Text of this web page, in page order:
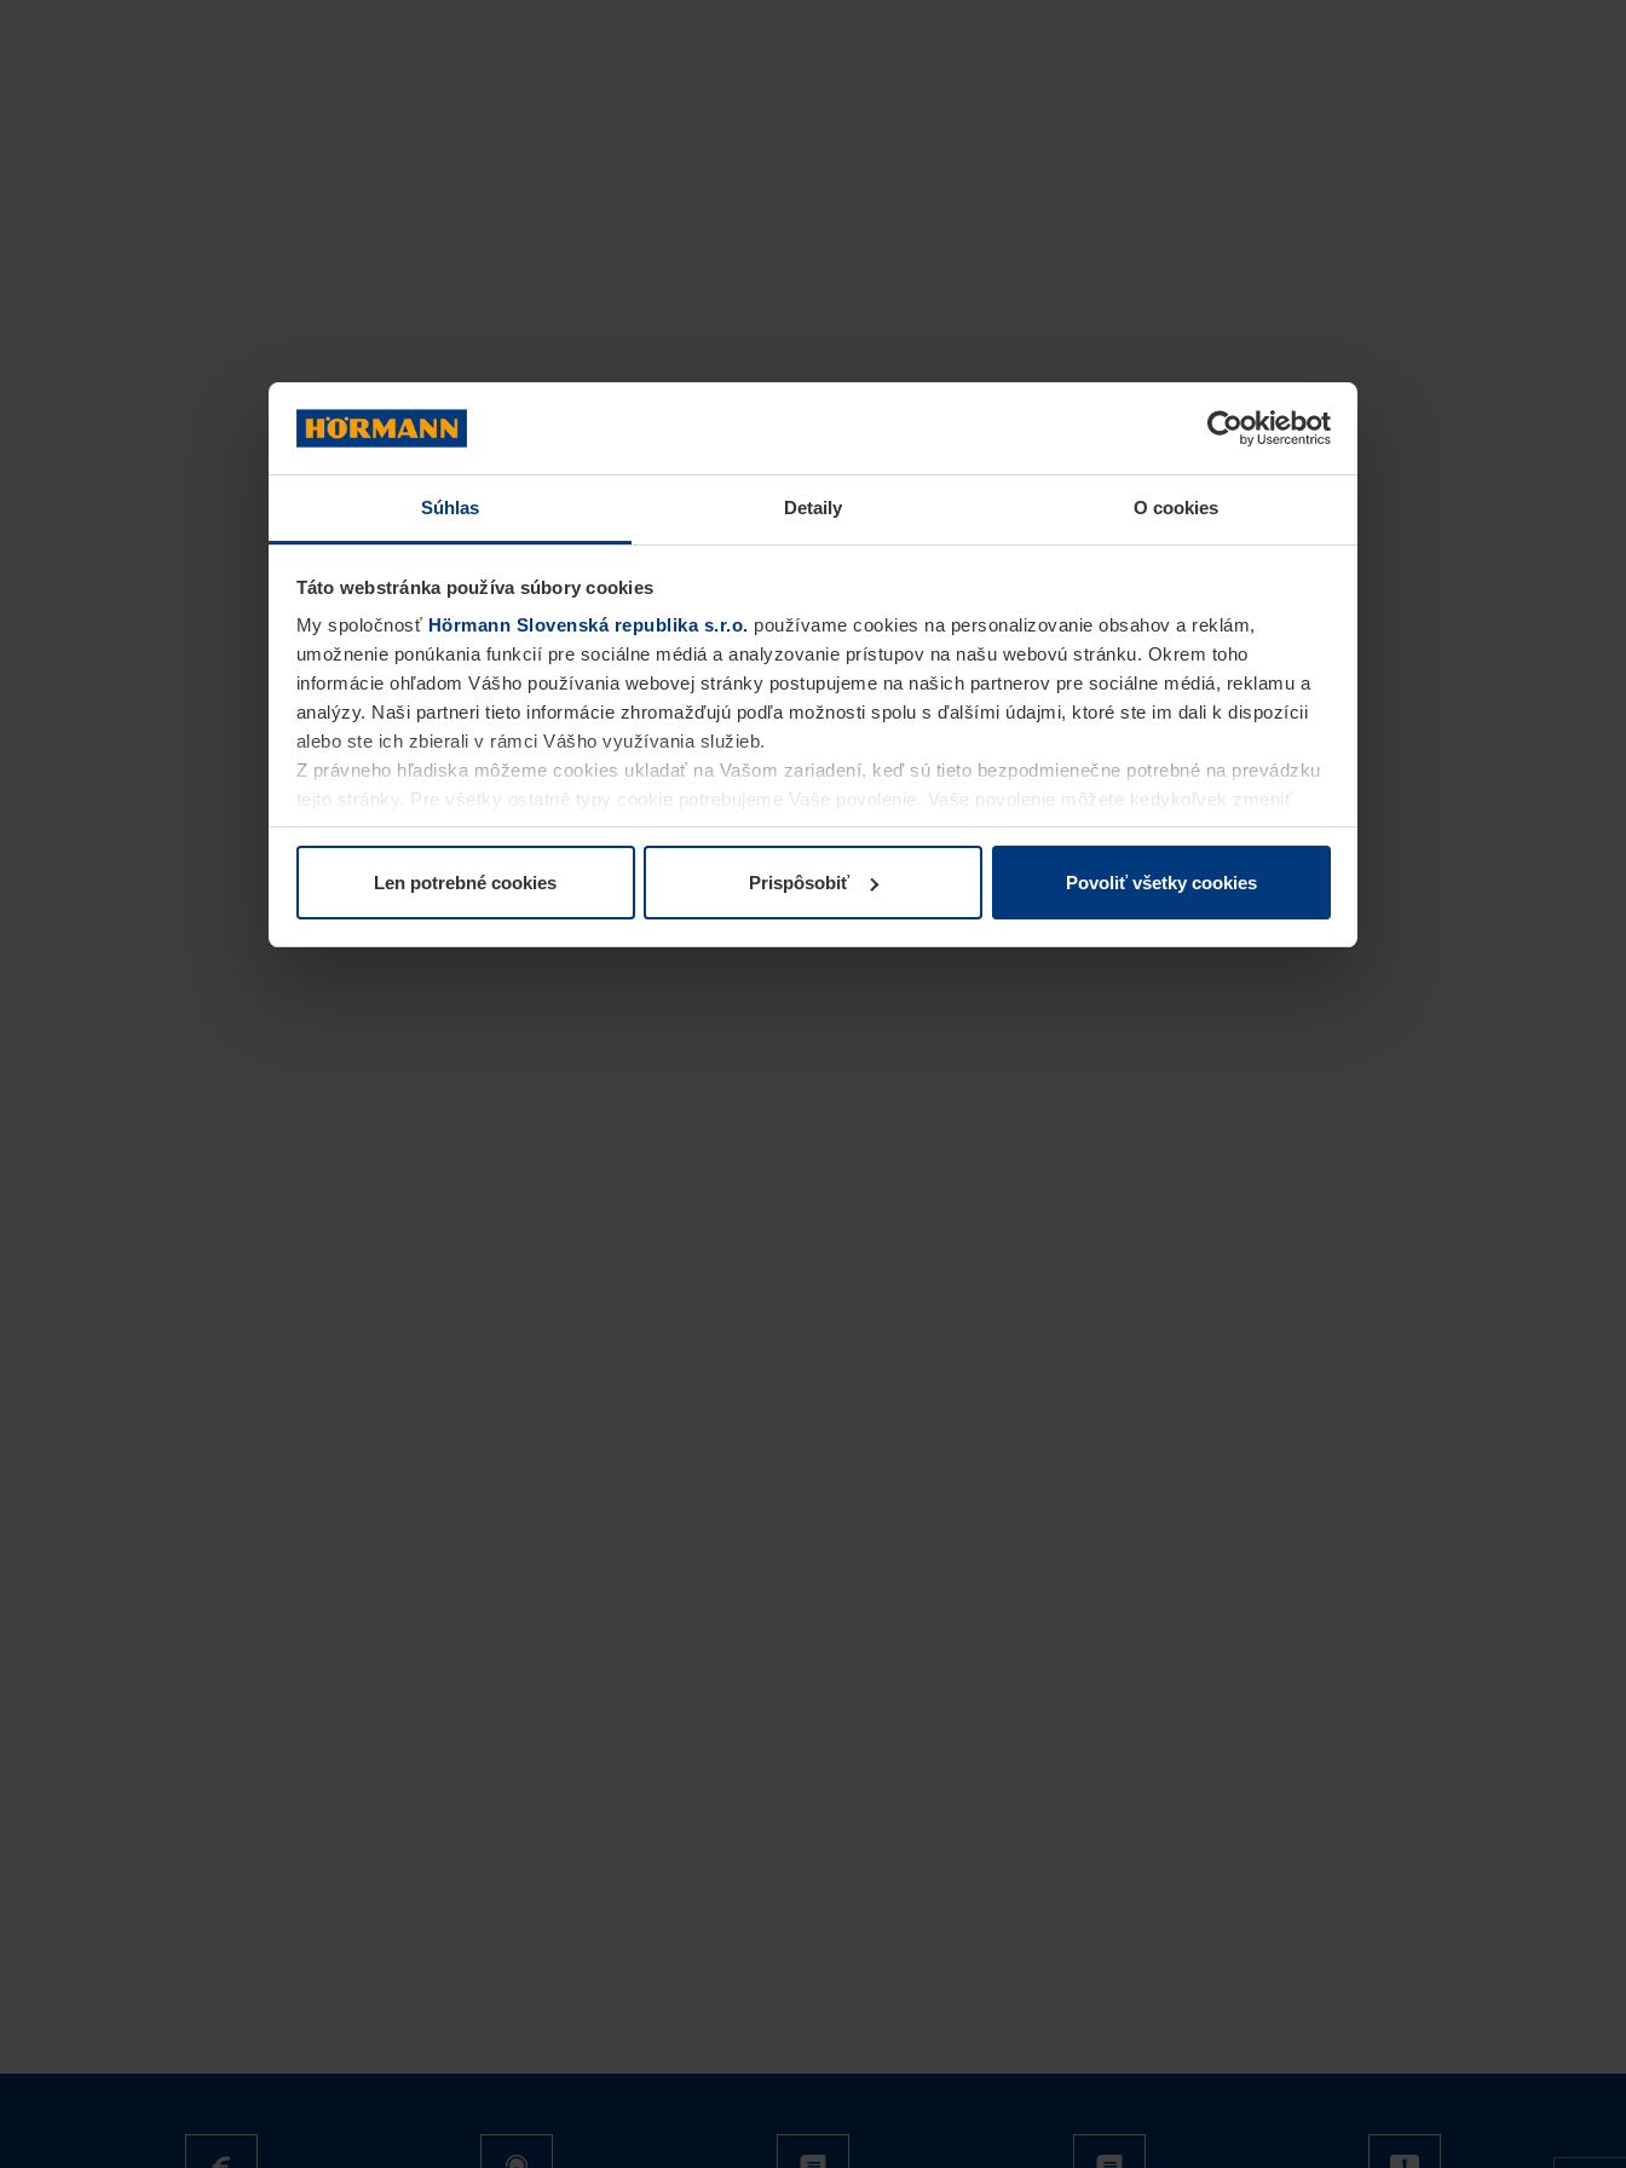
Súhlas Detaily O cookies
Táto webstránka používa súbory cookies
My spoločnosť Hörmann Slovenská republika s.r.o. používame cookies na personalizovanie obsahov a reklám,
umožnenie ponúkania funkcií pre sociálne médiá a analyzovanie prístupov na našu webovú stránku. Okrem toho
informácie ohľadom Vášho používania webovej stránky postupujeme na našich partnerov pre sociálne médiá, reklamu a
analýzy. Naši partneri tieto informácie zhromažďujú podľa možnosti spolu s ďalšími údajmi, ktoré ste im dali k dispozícii
alebo ste ich zbierali v rámci Vášho využívania služieb.
Z právneho hľadiska môžeme cookies ukladať na Vašom zariadení, keď sú tieto bezpodmienečne potrebné na prevádzku
tejto stránky. Pre všetky ostatné typy cookie potrebujeme Vaše povolenie. Vaše povolenie môžete kedykoľvek zmeniť
alebo odvolať vo vysvetlení cookie na stránkeVyhlásenie o ochrane osobných údajovnašej webovej stránky.
Len potrebné cookies Prispôsobiť Povoliť všetky cookies